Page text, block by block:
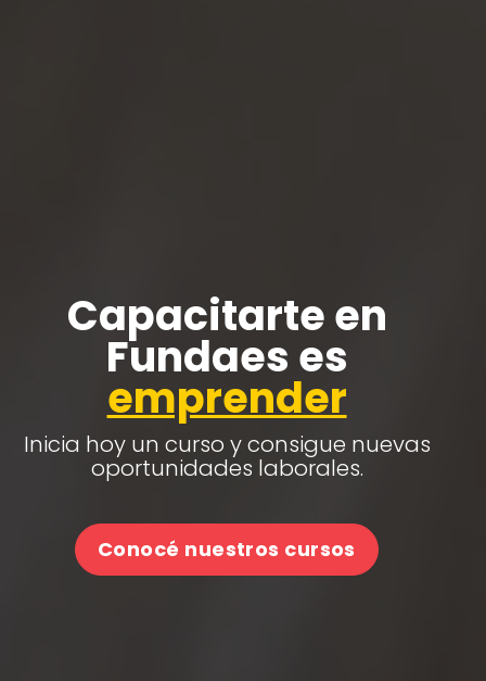
Capacitarte en
Fundaes es
emprender
Inicia hoy un curso y consigue nuevas
oportunidades laborales.
Conocé nuestros cursos